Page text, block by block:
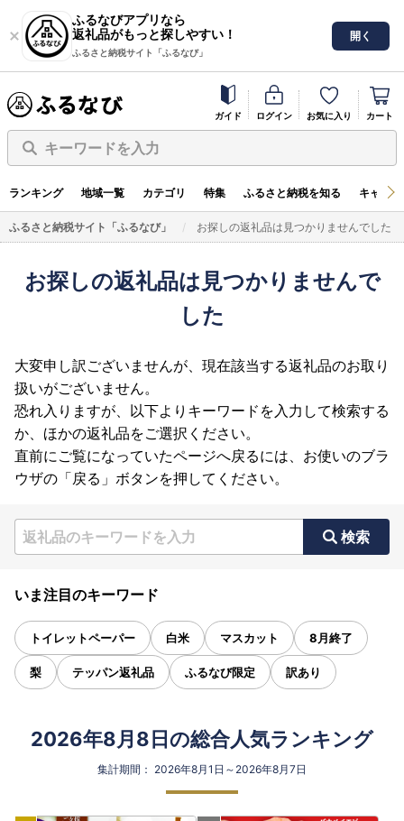
ふるなびアプリなら
返礼品がもっと探しやすい！
ふるさと納税サイト「ふるなび」
開く
ガイド ログイン お気に入り カート
キーワードを入力
ランキング 地域一覧 カテゴリ 特集 ふるさと納税を知る キャン
ふるさと納税サイト「ふるなび」 お探しの返礼品は見つかりませんでした
お探しの返礼品は見つかりませんで
した
大変申し訳ございませんが、現在該当する返礼品のお取り
扱いがございません。
恐れ入りますが、以下よりキーワードを入力して検索する
か、ほかの返礼品をご選択ください。
直前にご覧になっていたページへ戻るには、お使いのブラ
ウザの「戻る」ボタンを押してください。
検索
いま注目のキーワード
トイレットペーパー 白米 マスカット 8月終了
梨 テッパン返礼品 ふるなび限定 訳あり
2026年8月8日の総合人気ランキング
集計期間： 2026年8月1日～2026年8月7日